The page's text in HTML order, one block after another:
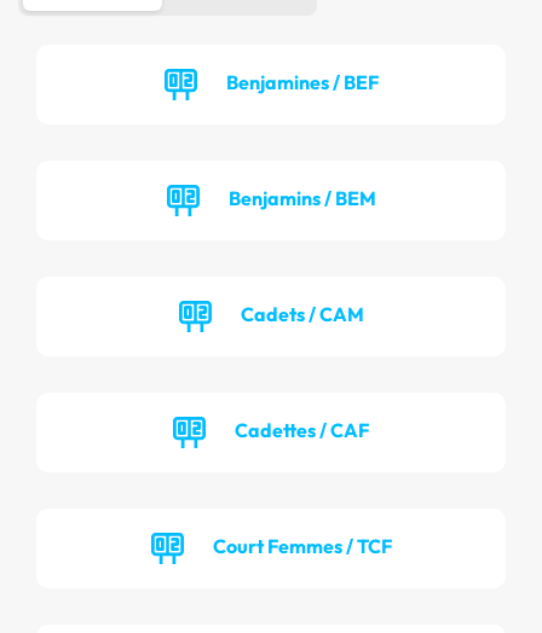
Benjamines / BEF
Benjamins / BEM
Cadets / CAM
Cadettes / CAF
Court Femmes / TCF